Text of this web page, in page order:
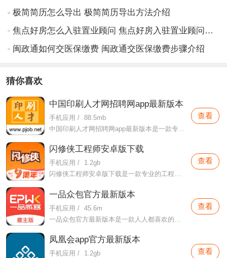
极简简历怎么导出 极简简历导出方法介绍
焦点好房怎么入驻置业顾问 焦点好房入驻置业顾问方法步骤
闽政通如何交医保缴费 闽政通交医保缴费步骤介绍
猜你喜欢
中国印刷人才网招聘网app最新版本
手机应用 / 88.5mb
中国印刷人才网招聘网app最新版本是一款专门针对需要印刷岗位行业开发的招聘软件，本软件这里可以为用户们提供更加丰富的岗位和职位，还有各种适合的面试话术等，让专业的印刷人才可以找到专业的印刷岗位上班。
查看
闪修侠工程师安卓版下载
手机应用 /
1.2gb
闪修侠工程师安卓版下载是一款专业的工程维修软件，在本软件这里用户们可以实现一键下单，用户们想下单的方式这款软件这里都可以提供给用户们，并且这里所提供的工程师都是专业的工程师，
查看
一品众包官方最新版本
手机应用 / 45.6m
查看
凤凰会app官方最新版本
手机应用 /
1.2gb
查看